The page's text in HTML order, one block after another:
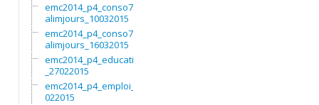
emc2014_p4_conso7non
alimjours_10032015
emc2014_p4_conso7non
alimjours_16032015
emc2014_p4_education
_27022015
emc2014_p4_emploi_27
022015